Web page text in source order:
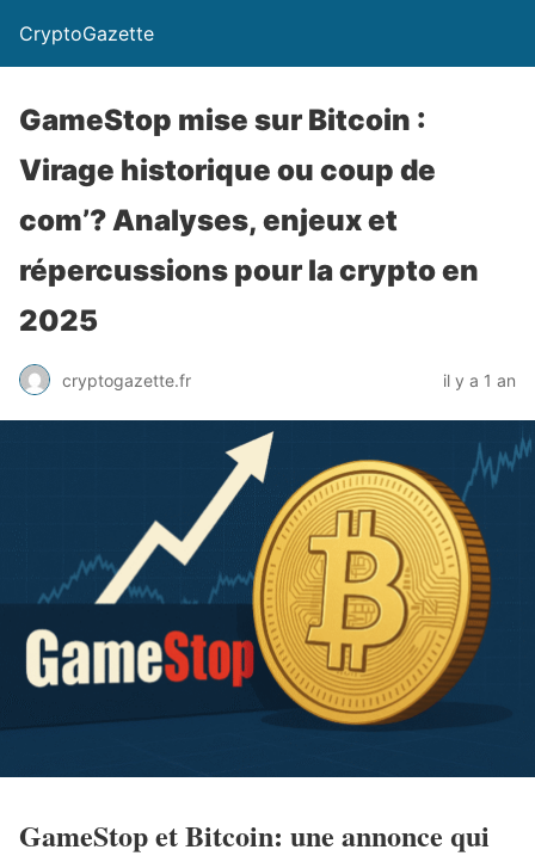
CryptoGazette
GameStop mise sur Bitcoin :
Virage historique ou coup de
com’? Analyses, enjeux et
répercussions pour la crypto en
2025
cryptogazette.fr il y a 1 an
GameStop et Bitcoin: une annonce qui